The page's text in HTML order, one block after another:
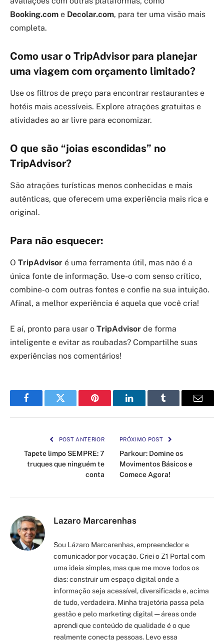
Booking.com e Decolar.com, para ter uma visão mais
completa.
Como usar o TripAdvisor para planejar
uma viagem com orçamento limitado?
Use os filtros de preço para encontrar restaurantes e
hotéis mais acessíveis. Explore atrações gratuitas e
atividades ao ar livre para economizar.
O que são “joias escondidas” no
TripAdvisor?
São atrações turísticas menos conhecidas e mais
autênticas, que oferecem uma experiência mais rica e
original.
Para não esquecer:
O TripAdvisor é uma ferramenta útil, mas não é a
única fonte de informação. Use-o com senso crítico,
combine-o com outras fontes e confie na sua intuição.
Afinal, a melhor experiência é aquela que você cria!
E aí, pronto para usar o TripAdvisor de forma
inteligente e evitar as roubadas? Compartilhe suas
experiências nos comentários!
FacebookTwitter Pinterest LinkedInTumblr Email
POST ANTERIOR
Tapete limpo SEMPRE: 7
truques que ninguém te
conta
PRÓXIMO POST
Parkour: Domine os
Movimentos Básicos e
Comece Agora!
Lazaro Marcarenhas
Sou Lázaro Marcarenhas, empreendedor e
comunicador por vocação. Criei o Z1 Portal com
uma ideia simples, mas que me move todos os
dias: construir um espaço digital onde a
informação seja acessível, diversificada e, acima
de tudo, verdadeira. Minha trajetória passa pela
gestão e pelo marketing digital — áreas onde
aprendi que conteúdo de qualidade é o que
realmente conecta pessoas. Levo essa